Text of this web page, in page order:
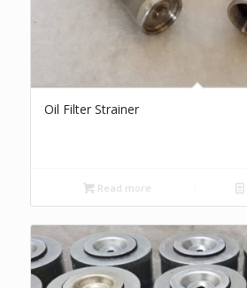
Oil Filter Strainer
Read more